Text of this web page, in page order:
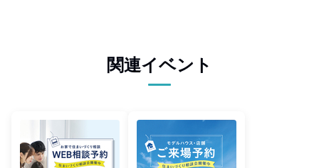
関連イベント